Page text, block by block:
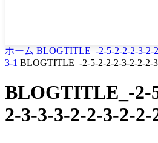
ホーム BLOGTITLE_-2-5-2-2-2-3-2-
3-1 BLOGTITLE_-2-5-2-2-2-3-2-2-2-
BLOGTITLE_-2-
2-3-3-3-2-2-3-2-2-